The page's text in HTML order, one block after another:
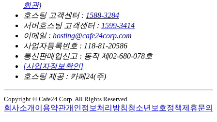
회관)
호스팅 고객센터 : 1588-3284
서버호스팅 고객센터 : 1599-3414
이메일 : hosting@cafe24corp.com
사업자등록번호 : 118-81-20586
통신판매업신고 : 동작 제02-680-078호
[사업자정보확인]
호스팅 제공 : 카페24(주)
Copyright © Cafe24 Corp. All Rights Reserved.
회사소개 이용약관개인정보처리방침청소년보호정책제휴문의